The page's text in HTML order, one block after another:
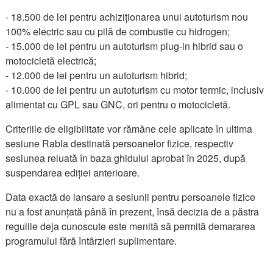
- 18.500 de lei pentru achiziționarea unui autoturism nou
100% electric sau cu pilă de combustie cu hidrogen;
- 15.000 de lei pentru un autoturism plug-in hibrid sau o
motocicletă electrică;
- 12.000 de lei pentru un autoturism hibrid;
- 10.000 de lei pentru un autoturism cu motor termic, inclusiv
alimentat cu GPL sau GNC, ori pentru o motocicletă.
Criteriile de eligibilitate vor rămâne cele aplicate în ultima
sesiune Rabla destinată persoanelor fizice, respectiv
sesiunea reluată în baza ghidului aprobat în 2025, după
suspendarea ediției anterioare.
Data exactă de lansare a sesiunii pentru persoanele fizice
nu a fost anunțată până în prezent, însă decizia de a păstra
regulile deja cunoscute este menită să permită demararea
programului fără întârzieri suplimentare.